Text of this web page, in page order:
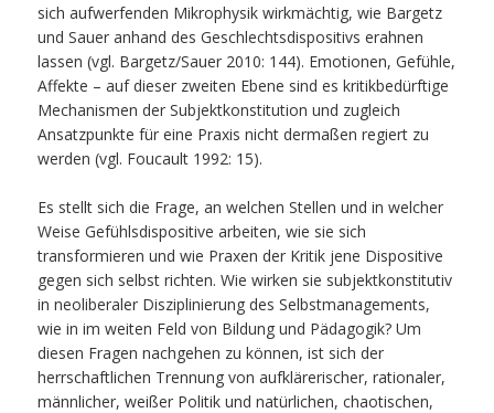
sich aufwerfenden Mikrophysik wirkmächtig, wie Bargetz
und Sauer anhand des Geschlechtsdispositivs erahnen
lassen (vgl. Bargetz/Sauer 2010: 144). Emotionen, Gefühle,
Affekte – auf dieser zweiten Ebene sind es kritikbedürftige
Mechanismen der Subjektkonstitution und zugleich
Ansatzpunkte für eine Praxis nicht dermaßen regiert zu
werden (vgl. Foucault 1992: 15).
Es stellt sich die Frage, an welchen Stellen und in welcher
Weise Gefühlsdispositive arbeiten, wie sie sich
transformieren und wie Praxen der Kritik jene Dispositive
gegen sich selbst richten. Wie wirken sie subjektkonstitutiv
in neoliberaler Disziplinierung des Selbstmanagements,
wie in im weiten Feld von Bildung und Pädagogik? Um
diesen Fragen nachgehen zu können, ist sich der
herrschaftlichen Trennung von aufklärerischer, rationaler,
männlicher, weißer Politik und natürlichen, chaotischen,